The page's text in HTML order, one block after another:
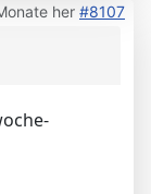
her #8107